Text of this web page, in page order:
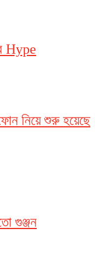
Hype
নিয়ে শুরু হয়েছে
গুঞ্জন